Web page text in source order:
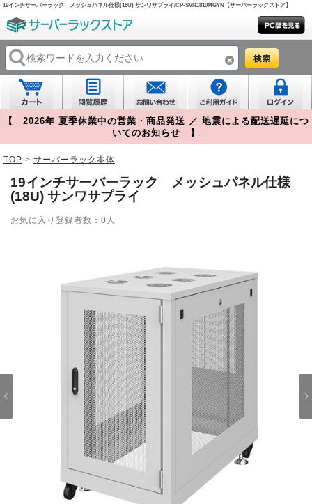
19インチサーバーラック メッシュパネル仕様(18U) サンワサプライ/CP-SVN1810MGYN【サーバーラックストア】
【 2026年 夏季休業中の営業・商品発送 ／ 地震による配送遅延につ
いてのお知らせ 】
TOP > サーバーラック本体
19インチサーバーラック メッシュパネル仕様
(18U) サンワサプライ
お気に入り登録者数：0人